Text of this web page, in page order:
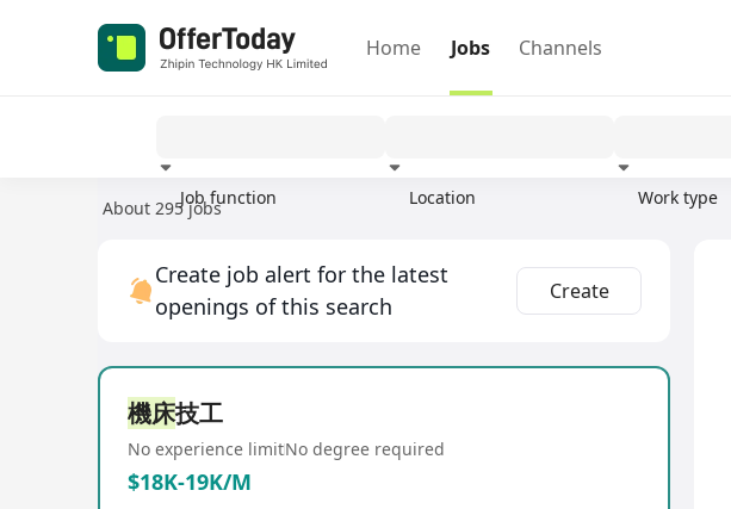
Home Jobs Channels
Job function Location Work type
About 295 jobs
Create job alert for the latest
openings of this search
Create
機床技工
No experience limitNo degree required
$18K-19K/M